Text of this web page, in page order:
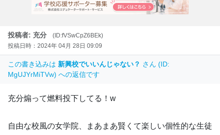
投稿者: 充分
(ID:fVSwCpZ6BEk)
投稿日時：2024年 04月 28日 09:09
この書き込みは 新興校でいいんじゃない？ さん (ID:
MgUJYrMiTVw) への返信です
充分煽って燃料投下してる！w
自由な校風の女学院、まあまあ賢くて楽しい個性的な生徒